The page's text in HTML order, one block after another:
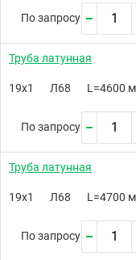
По запросу
Труба латунная
19х1 Л68 L=4600
По запросу
Труба латунная
19х1 Л68 L=4700
По запросу